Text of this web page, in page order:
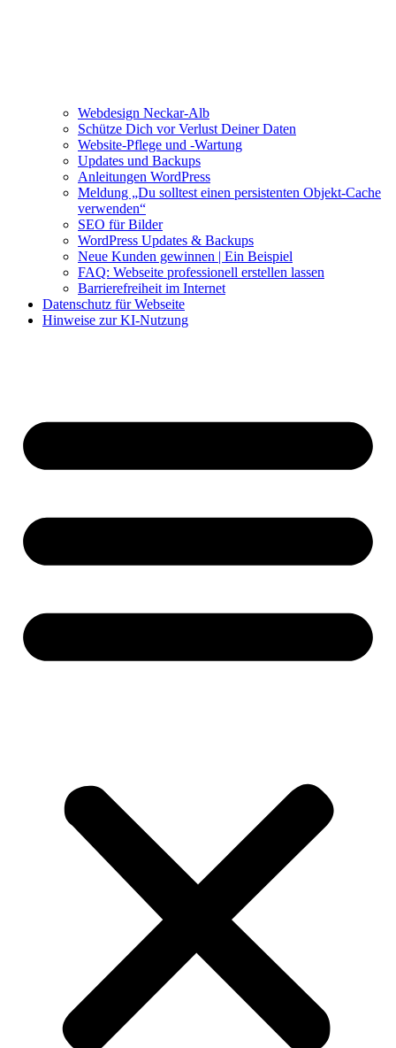
Webdesign Neckar-Alb
Schütze Dich vor Verlust Deiner Daten
Website-Pflege und -Wartung
Updates und Backups
Anleitungen WordPress
Meldung „Du solltest einen persistenten Objekt-Cache
verwenden“
SEO für Bilder
WordPress Updates & Backups
Neue Kunden gewinnen | Ein Beispiel
FAQ: Webseite professionell erstellen lassen
Barrierefreiheit im Internet
Datenschutz für Webseite
Hinweise zur KI-Nutzung